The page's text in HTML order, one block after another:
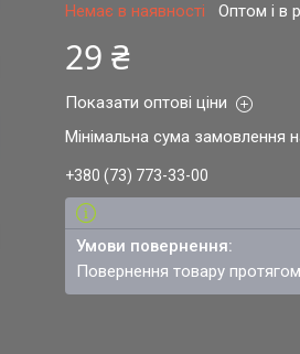
Немає в наявності Оптом і в
29 ₴
Показати оптові ціни
Мінімальна сума замовлення
+380 (73) 773-33-00
повернення товару